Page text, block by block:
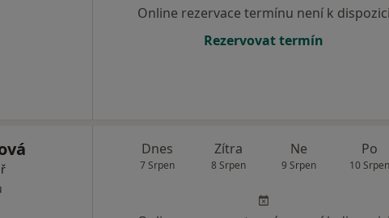
Online rezervace termínu není k dispozici
Rezervovat termín
Dnes
7 Srpen
Zítra
8 Srpen
Ne
9 Srpen
Po
10 Srpen